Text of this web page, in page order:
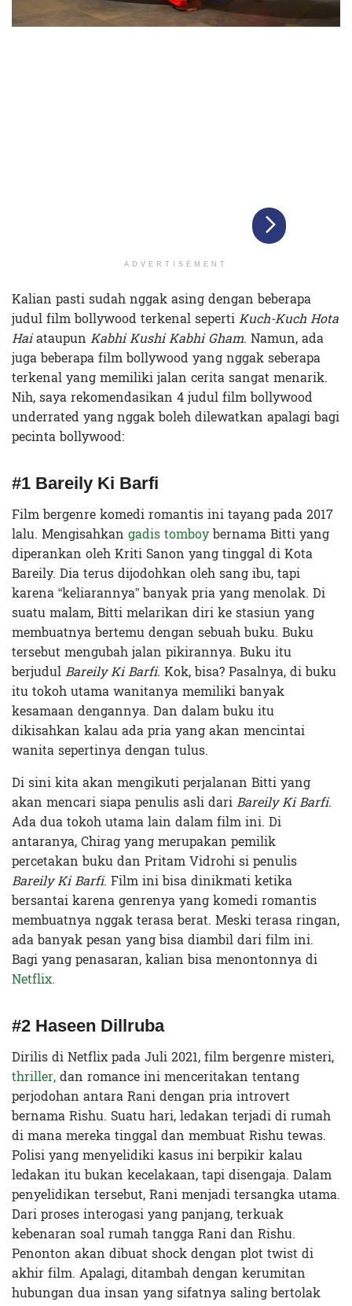
ADVERTISEMENT
Kalian pasti sudah nggak asing dengan beberapa
judul film bollywood terkenal sepertiKuch-Kuch Hota
Haiataupun Kabhi Kushi Kabhi Gham. Namun, ada
juga beberapa film bollywood yang nggak seberapa
terkenal yang memiliki jalan cerita sangat menarik.
Nih, saya rekomendasikan 4 judul film bollywood
underrated yang nggak boleh dilewatkan apalagi bagi
pecinta bollywood:
#1 Bareily Ki Barfi
Film bergenre komedi romantis ini tayang pada 2017
lalu. Mengisahkan gadis tomboybernama Bitti yang
diperankan oleh Kriti Sanon yang tinggal di Kota
Bareily. Dia terus dijodohkan oleh sang ibu, tapi
karena “keliarannya” banyak pria yang menolak. Di
suatu malam, Bitti melarikan diri ke stasiun yang
membuatnya bertemu dengan sebuah buku. Buku
tersebut mengubah jalan pikirannya. Buku itu
berjudulBareily Ki Barfi. Kok, bisa? Pasalnya, di buku
itu tokoh utama wanitanya memiliki banyak
kesamaan dengannya. Dan dalam buku itu
dikisahkan kalau ada pria yang akan mencintai
wanita sepertinya dengan tulus.
Di sini kita akan mengikuti perjalanan Bitti yang
akan mencari siapa penulis asli dariBareily Ki Barfi.
Ada dua tokoh utama lain dalam film ini. Di
antaranya, Chirag yang merupakan pemilik
percetakan buku dan Pritam Vidrohi si penulis
Bareily Ki Barfi. Film ini bisa dinikmati ketika
bersantai karena genrenya yang komedi romantis
membuatnya nggak terasa berat. Meski terasa ringan,
ada banyak pesan yang bisa diambil dari film ini.
Bagi yang penasaran, kalian bisa menontonnya di
Netflix.
#2 Haseen Dillruba
Dirilis di Netflix pada Juli 2021, film bergenre misteri,
thriller,dan romance ini menceritakan tentang
perjodohan antara Rani dengan pria introvert
bernama Rishu. Suatu hari, ledakan terjadi di rumah
di mana mereka tinggal dan membuat Rishu tewas.
Polisi yang menyelidiki kasus ini berpikir kalau
ledakan itu bukan kecelakaan, tapi disengaja. Dalam
penyelidikan tersebut, Rani menjadi tersangka utama.
Dari proses interogasi yang panjang, terkuak
kebenaran soal rumah tangga Rani dan Rishu.
Penonton akan dibuat shock dengan plot twist di
akhir film. Apalagi, ditambah dengan kerumitan
hubungan dua insan yang sifatnya saling bertolak